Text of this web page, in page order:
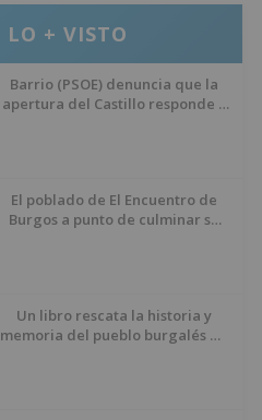
LO + VISTO
Barrio (PSOE) denuncia que la
apertura del Castillo responde a
El poblado de El Encuentro de
Burgos a punto de culminar su
Un libro rescata la historia y
memoria del pueblo burgalés de